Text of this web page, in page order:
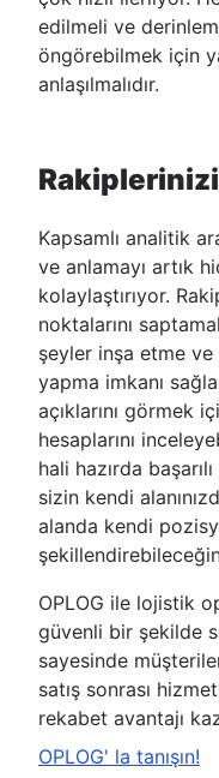
edilmeli ve
öngörebilmek için
anlaşılmalıdır.
Rakiplerinizi
Kapsamlı analitik
ve anlamayı artık
kolaylaştırıyor.
noktalarını
şeyler inşa etme
yapma imkanı
açıklarını görmek
hesaplarını
hali hazırda
sizin kendi
alanda kendi
OPLOG ile lojistik
güvenli bir şekilde
sayesinde
satış sonrası
rekabet avantajı
OPLOG' la tanışın!